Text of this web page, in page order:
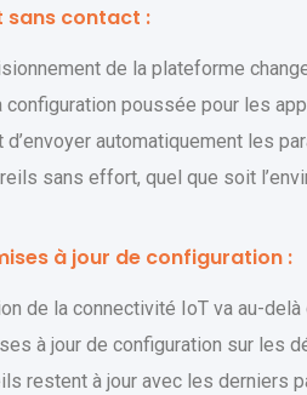
sans contact :
de la plateforme
configuration poussée pour les
automatiquement les
sans effort, quel que soit
à jour de configuration :
de la connectivité IoT va au-
à jour de configuration sur les
restent à jour avec les derniers